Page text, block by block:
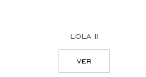
lola ii
ver